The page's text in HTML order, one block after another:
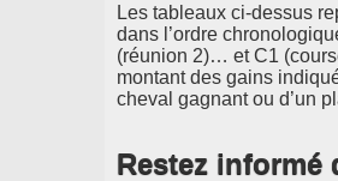
Les tableaux ci-dessus
dans l’ordre
(réunion 2)… et C1
montant des gains
cheval gagnant ou d’un
Restez informé